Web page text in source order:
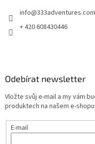
info@333adventures.com
+ 420 608430446
Odebírat newsletter
Vložte svůj e-mail a my vám
produktech na našem e-shopu.
E-mail